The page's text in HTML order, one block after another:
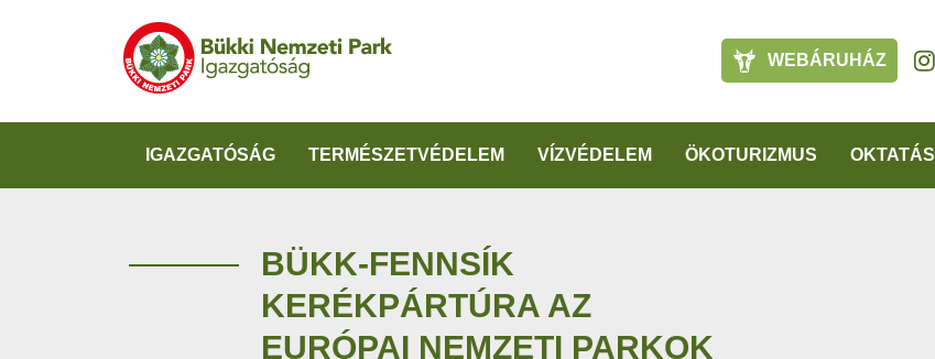
WEBÁRUHÁZ
IGAZGATÓSÁG TERMÉSZETVÉDELEM VÍZVÉDELEM ÖKOTURIZMUS OKTATÁS
BÜKK-FENNSÍK
KERÉKPÁRTÚRA AZ
EURÓPAI NEMZETI PARKOK